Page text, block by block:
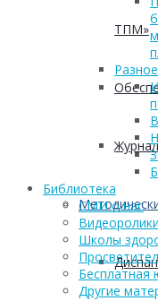
ТПМ»
Разное
Библиотека
СМИ о нас
Видеоролики
Школы
Бесплатная
Другие